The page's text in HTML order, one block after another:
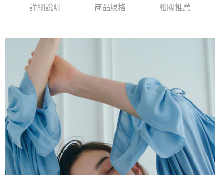
成交易。
3.實際核准額度、可分期數及費用金額請依後續交易確認頁面所載為準。
法說明評估內容。
【繳款方式說明】
1.分期款項不併入電信帳單，「大哥付你分期」於每月結算日後寄送繳費提
醒簡訊。
2.透過簡訊連結打開帳單後，可選擇「超商條碼／台灣大直營門市／銀行轉
帳／街口支付／iPASS MONEY」等通路繳費。
【注意事項】
1.本服務係由「台灣大哥大股份有限公司」（以下簡稱本公司）所提供，讓
用戶於交易時，得透過本服務購買商品或服務，並由商店將買賣／分期付款
買賣價金債權讓與本公司後，依約使用本公司帳單繳交帳款。
2.基於同意付款使用「大哥付你分期」之契約關係目的，商店將以您的個人
資料（包含姓名、電話或地址）提供予台灣大哥大進項蒐集、處理及利用，
由本公司與您本人進行分期帳單所需資料之確認、核對及更正。
3.完整用戶服務條款，請詳閱以下連結：
https://oppay.tw/userRule
AFTEE先享後付是「在收到商品之後才付款」的支付方式。 讓您購物簡單
３．安心：先確認商品／服務後，再付款。
【「AFTEE先享後付」結帳流程】
１．於結帳方式選擇「AFTEE先享後付」後，將跳轉至「AFTEE先享後付」
結帳頁面，進行簡訊認證並確認金額後，即可完成結帳。
２．訂單成立數日內，您將收到繳費通知簡訊。
３．收到繳費通知簡訊後14天內，點擊此簡訊中的連結，可透過四大超商／
ATM／網路銀行／等多元方式進行付款，方視為交易完成。
※ 請注意：結帳手續完成當下不需立刻繳費，但若您需要取消訂單，請聯絡
購買商品的店家。未經商家同意取消之訂單仍視為有效，需透過AFTEE先享
後付繳納相關費用。
※ 交易是否成功請以「AFTEE先享後付 」之結帳頁面顯示為準，若有關於
是否繳費成功／繳費後需取消欲退款等相關疑問，請聯繫「AFTEE先享後付
客戶支援中心」
https://netprotections.freshdesk.com/support/home
ATM付款
全家取貨付款
每筆NT$60，滿NT$1,500(含以上)免運費
全家純取貨
每筆NT$60，滿NT$1,500(含以上)免運費
萊爾富取貨付款
每筆NT$60，滿NT$1,500(含以上)免運費
萊爾富純取貨
每筆NT$60，滿NT$1,500(含以上)免運費
7-11取貨付款
詳細說明 商品規格 相關推薦